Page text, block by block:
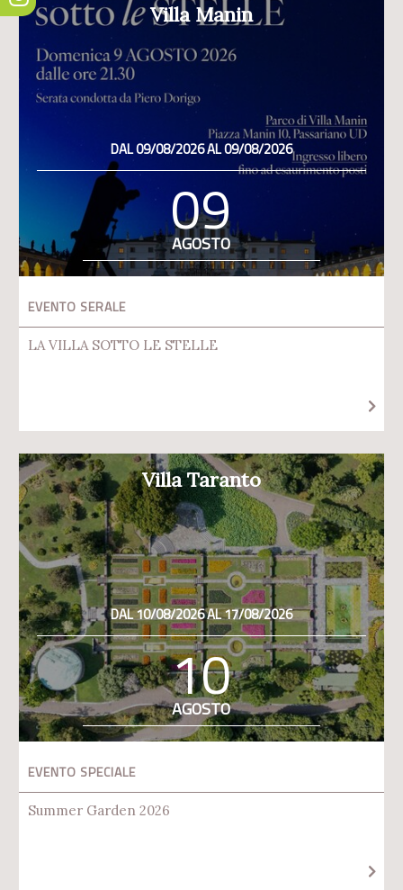
Villa Manin
DAL 09/08/2026 AL 09/08/2026
09
AGOSTO
EVENTO SERALE
LA VILLA SOTTO LE STELLE
Villa Taranto
DAL 10/08/2026 AL 17/08/2026
10
AGOSTO
EVENTO SPECIALE
Summer Garden 2026